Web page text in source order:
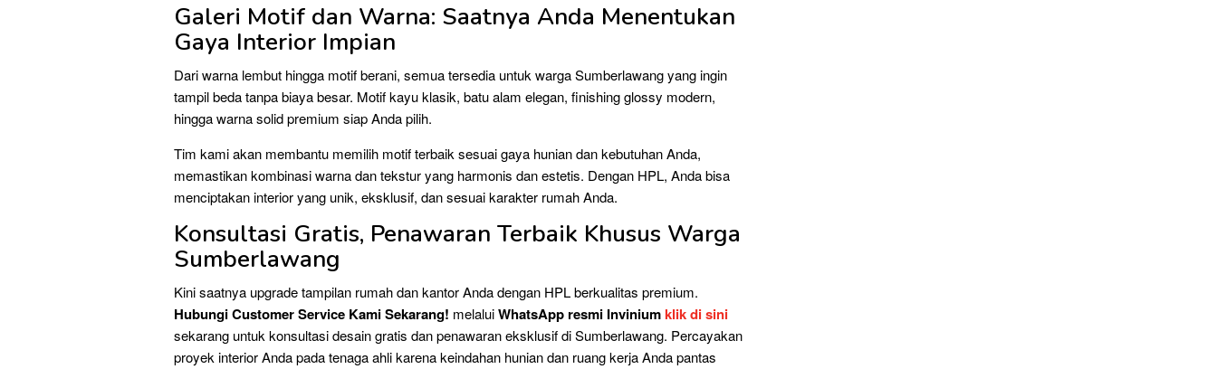
Galeri Motif dan Warna: Saatnya Anda Menentukan
Gaya Interior Impian
Dari warna lembut hingga motif berani, semua tersedia untuk warga Sumberlawang yang ingin
tampil beda tanpa biaya besar. Motif kayu klasik, batu alam elegan, finishing glossy modern,
hingga warna solid premium siap Anda pilih.
Tim kami akan membantu memilih motif terbaik sesuai gaya hunian dan kebutuhan Anda,
memastikan kombinasi warna dan tekstur yang harmonis dan estetis. Dengan HPL, Anda bisa
menciptakan interior yang unik, eksklusif, dan sesuai karakter rumah Anda.
Konsultasi Gratis, Penawaran Terbaik Khusus Warga
Sumberlawang
Kini saatnya upgrade tampilan rumah dan kantor Anda dengan HPL berkualitas premium.
Hubungi Customer Service Kami Sekarang! melaluiWhatsApp resmi Inviniumklik di sini
sekarang untuk konsultasi desain gratis dan penawaran eksklusif di Sumberlawang. Percayakan
proyek interior Anda pada tenaga ahli karena keindahan hunian dan ruang kerja Anda pantas